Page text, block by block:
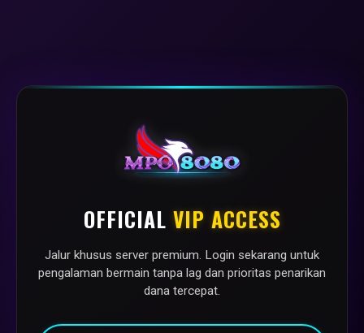
OFFICIAL VIP ACCESS
Jalur khusus server premium. Login sekarang untuk
pengalaman bermain tanpa lag dan prioritas penarikan
dana tercepat.